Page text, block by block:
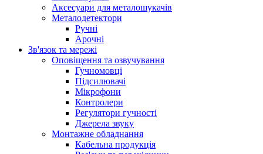
Аксесуари для металошукачів
Металодетектори
Ручні
Арочні
Зв'язок та мережі
Оповіщення та озвучування
Гучномовці
Підсилювачі
Мікрофони
Контролери
Регулятори гучності
Джерела звуку
Монтажне обладнання
Кабельна продукція